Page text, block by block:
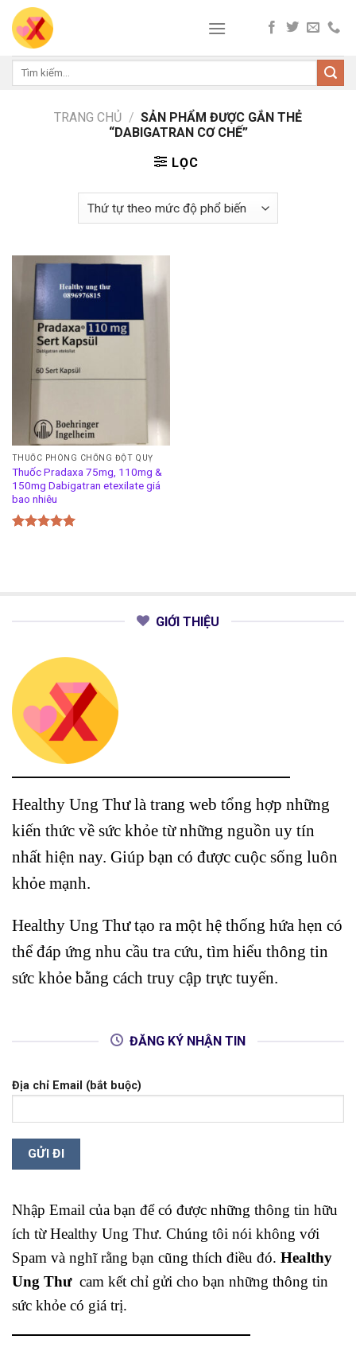
Skip
content
Tìm
TRANG CHỦ / SẢN PHẨM ĐƯỢC GẮN THẺ
“DABIGATRAN CƠ CHẾ”
LỌC
THUỐC PHÒNG CHỐNG ĐỘT QUỴ
Thuốc Pradaxa 75mg, 110mg &
150mg Dabigatran etexilate giá
bao nhiêu
GIỚI THIỆU
Healthy Ung Thư là trang web tổng hợp những
kiến thức về sức khỏe từ những nguồn uy tín
nhất hiện nay. Giúp bạn có được cuộc sống luôn
khỏe mạnh.
Healthy Ung Thư tạo ra một hệ thống hứa hẹn có
thể đáp ứng nhu cầu tra cứu, tìm hiểu thông tin
sức khỏe bằng cách truy cập trực tuyến.
ĐĂNG KÝ NHẬN TIN
Địa chỉ Email (bắt buộc)
Nhập Email của bạn để có được những thông tin hữu
ích từ Healthy Ung Thư. Chúng tôi nói không với
Spam và nghĩ rằng bạn cũng thích điều đó. Healthy
Ung Thư cam kết chỉ gửi cho bạn những thông tin
sức khỏe có giá trị.